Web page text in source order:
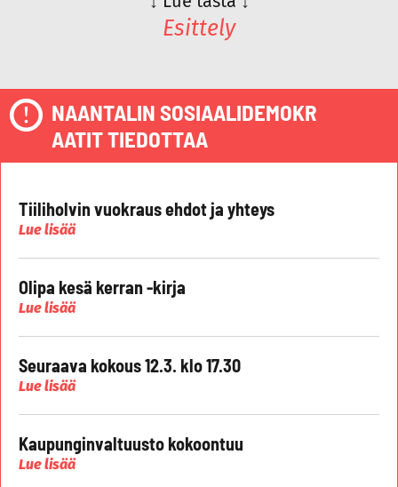
Esittely
NAANTALIN SOSIAALIDEMOKR
AATIT TIEDOTTAA
Tiiliholvin vuokraus ehdot ja yhteys
Lue lisää
Olipa kesä kerran -kirja
Lue lisää
Seuraava kokous 12.3. klo 17.30
Lue lisää
Kaupunginvaltuusto kokoontuu
Lue lisää